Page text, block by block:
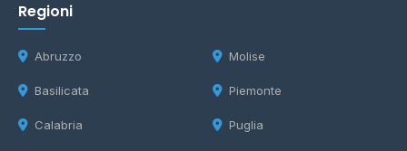
Regioni
Abruzzo
Basilicata
Calabria
Molise
Piemonte
Puglia